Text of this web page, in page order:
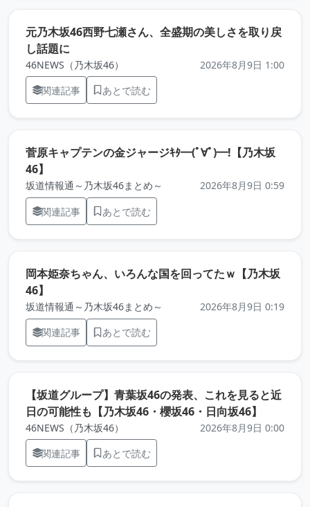
元乃木坂46西野七瀬さん、全盛期の美しさを取り戻
し話題に
46NEWS（乃木坂46）
2026年8月9日 1:00
関連記事
あとで読む
菅原キャプテンの金ジャージｷﾀ━(ﾟ∀ﾟ)━!【乃木坂
46】
坂道情報通～乃木坂46まとめ～
2026年8月9日 0:59
関連記事
あとで読む
岡本姫奈ちゃん、いろんな国を回ってたｗ【乃木坂
46】
坂道情報通～乃木坂46まとめ～
2026年8月9日 0:19
関連記事
あとで読む
【坂道グループ】青葉坂46の発表、これを見ると近
日の可能性も【乃木坂46・櫻坂46・日向坂46】
46NEWS（乃木坂46）
2026年8月9日 0:00
関連記事
あとで読む